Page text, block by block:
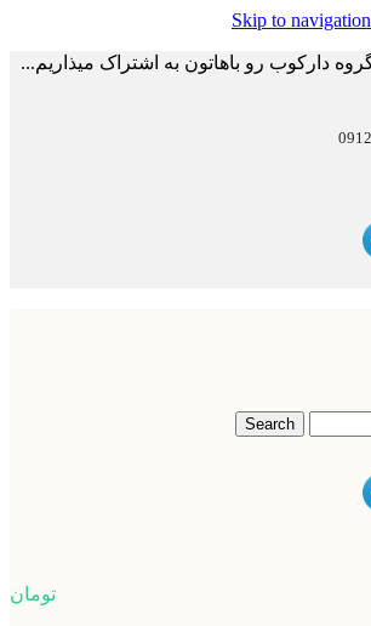
Skip to navigation
Search
تومان